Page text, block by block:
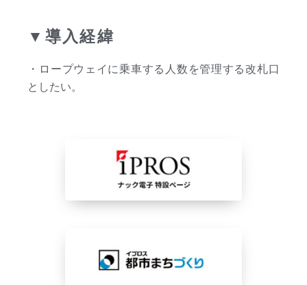
▼導入経緯
・ロープウェイに乗車する人数を管理する改札口
としたい。